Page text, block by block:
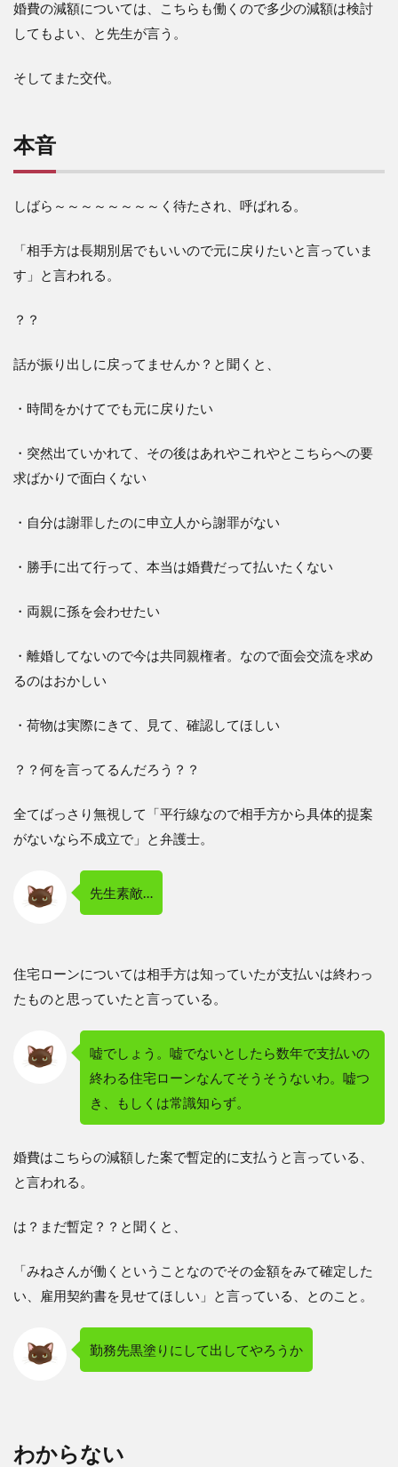
婚費の減額については、こちらも働くので多少の減額は検討
してもよい、と先生が言う。
そしてまた交代。
本音
しばら～～～～～～～～く待たされ、呼ばれる。
「相手方は長期別居でもいいので元に戻りたいと言っていま
す」と言われる。
？？
話が振り出しに戻ってませんか？と聞くと、
・時間をかけてでも元に戻りたい
・突然出ていかれて、その後はあれやこれやとこちらへの要
求ばかりで面白くない
・自分は謝罪したのに申立人から謝罪がない
・勝手に出て行って、本当は婚費だって払いたくない
・両親に孫を会わせたい
・離婚してないので今は共同親権者。なので面会交流を求め
るのはおかしい
・荷物は実際にきて、見て、確認してほしい
？？何を言ってるんだろう？？
全てばっさり無視して「平行線なので相手方から具体的提案
がないなら不成立で」と弁護士。
先生素敵…
住宅ローンについては相手方は知っていたが支払いは終わっ
たものと思っていたと言っている。
嘘でしょう。嘘でないとしたら数年で支払いの
終わる住宅ローンなんてそうそうないわ。嘘つ
き、もしくは常識知らず。
婚費はこちらの減額した案で暫定的に支払うと言っている、
と言われる。
は？まだ暫定？？と聞くと、
「みねさんが働くということなのでその金額をみて確定した
い、雇用契約書を見せてほしい」と言っている、とのこと。
勤務先黒塗りにして出してやろうか
わからない